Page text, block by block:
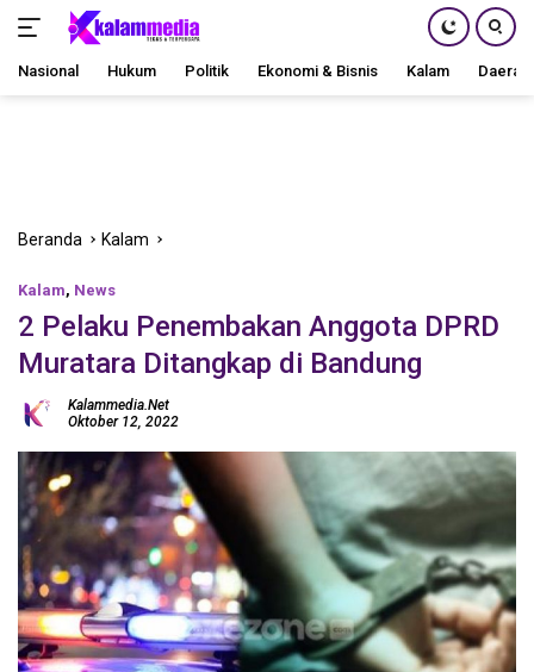
Nasional Hukum Politik Ekonomi & Bisnis Kalam Daerah
Beranda Kalam
Kalam, News
2 Pelaku Penembakan Anggota DPRD
Muratara Ditangkap di Bandung
Kalammedia.net
Oktober 12, 2022